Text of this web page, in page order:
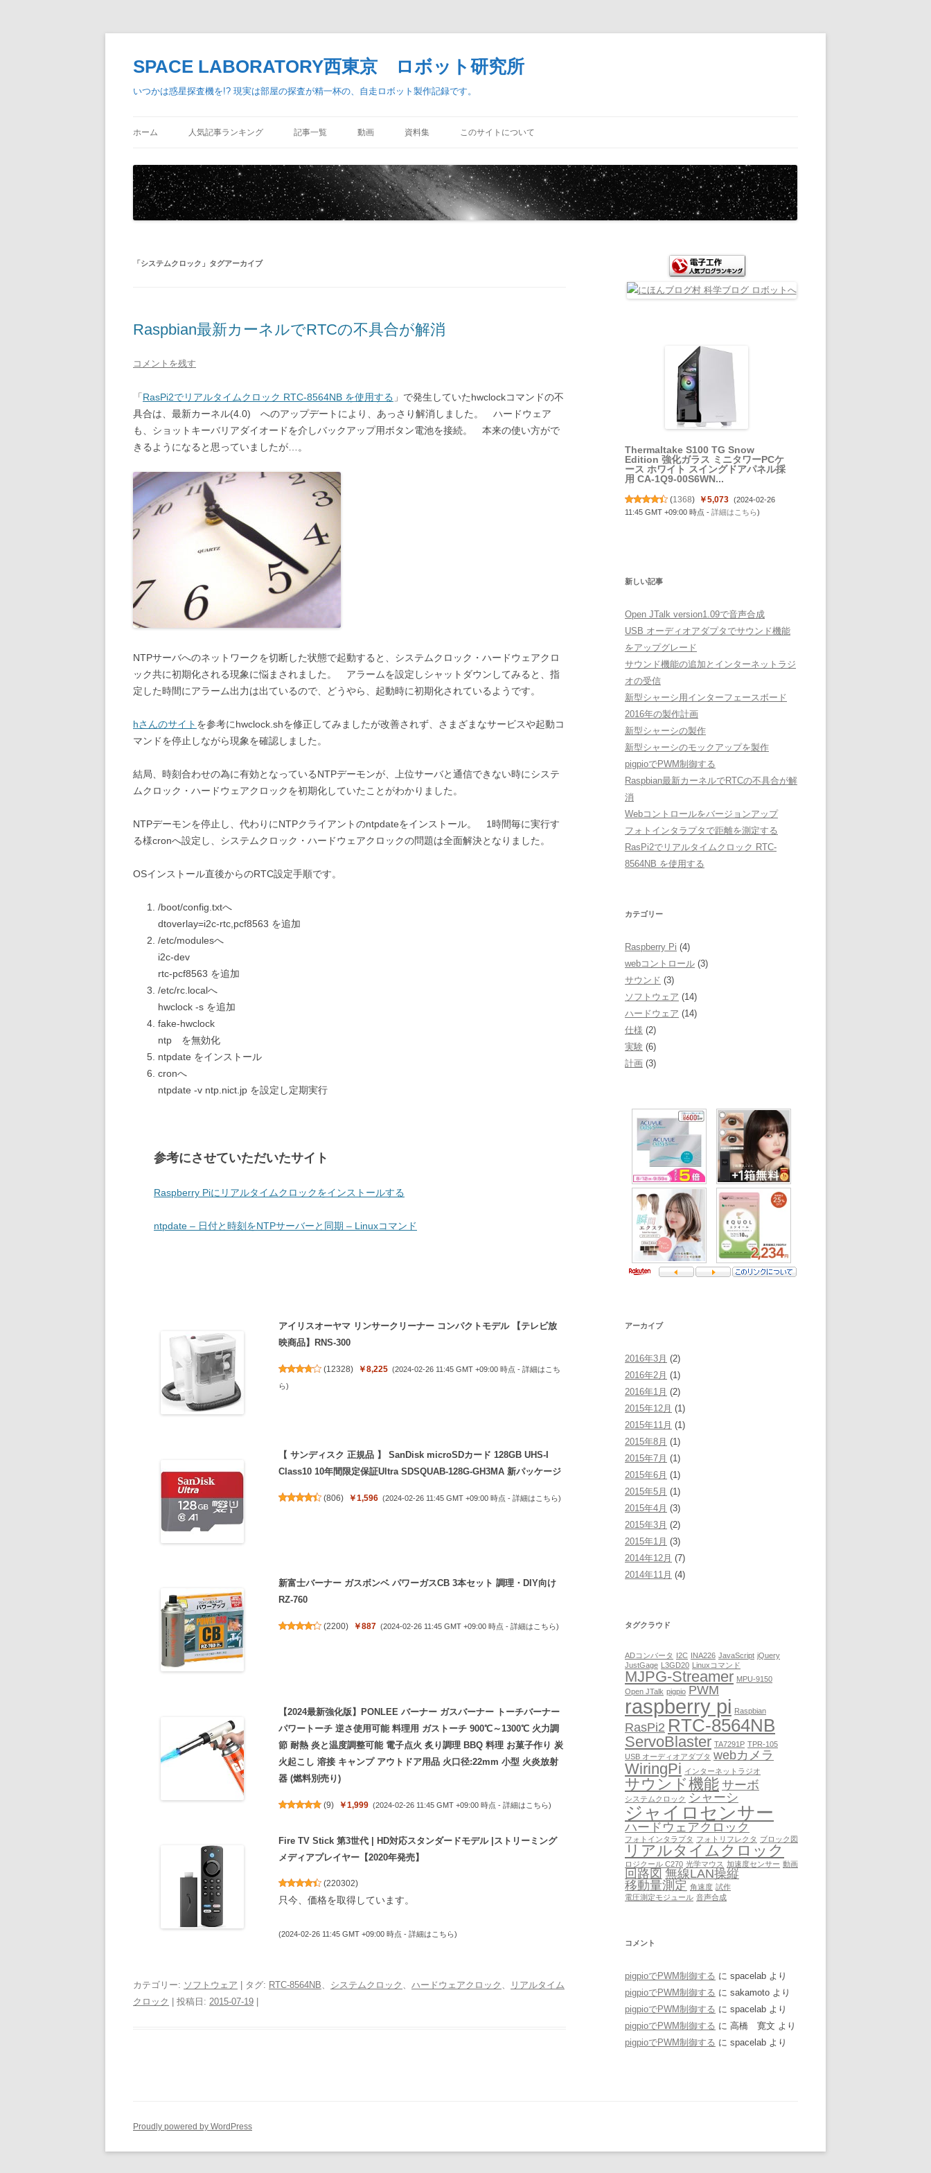
SPACE LABORATORY西東京 ロボット研究所
いつかは惑星探査機を!? 現実は部屋の探査が精一杯の、自走ロボット製作記録です。
ン
へ
ス
キ
ッ
プ
ホーム 人気記事ランキング 記事一覧 動画 資料集 このサイトについて
「システムクロック 」タグアーカイブ
Raspbian最新カーネルでRTCの不具合が解消
コメントを残す
「RasPi2でリアルタイムクロック RTC-8564NB を使用する 」で発生していたhwclockコマンドの不
具合は、最新カーネル(4.0) へのアップデートにより、あっさり解消しました。 ハードウェア
も、ショットキーバリアダイオードを介しバックアップ用ボタン電池を接続。 本来の使い方がで
きるようになると思っていましたが…。
NTPサーバへのネットワークを切断した状態で起動すると、システムクロック・ハードウェアクロ
ック共に初期化される現象に悩まされました。 アラームを設定しシャットダウンしてみると、指
定した時間にアラーム出力は出ているので、どうやら、起動時に初期化されているようです。
hさんのサイト を参考にhwclock.shを修正してみましたが改善されず、さまざまなサービスや起動コ
マンドを停止しながら現象を確認しました。
結局、時刻合わせの為に有効となっているNTPデーモンが、上位サーバと通信できない時にシステ
ムクロック・ハードウェアクロックを初期化していたことがわかりました。
NTPデーモンを停止し、代わりにNTPクライアントのntpdateをインストール。 1時間毎に実行す
る様cronへ設定し、システムクロック・ハードウェアクロックの問題は全面解決となりました。
OSインストール直後からのRTC設定手順です。
/boot/config.txtへ
dtoverlay=i2c-rtc,pcf8563 を追加
/etc/modulesへ
i2c-dev
rtc-pcf8563 を追加
/etc/rc.localへ
hwclock -s を追加
fake-hwclock
ntp を無効化
ntpdate をインストール
cronへ
ntpdate -v ntp.nict.jp を設定し定期実行
参考にさせていただいたサイト
Raspberry Piにリアルタイムクロックをインストールする
ntpdate – 日付と時刻をNTPサーバーと同期 – Linuxコマンド
アイリスオーヤマ リンサークリーナー コンパクトモデル 【テレビ放
映商品】RNS-300
(12328) ￥8,225 (2024-02-26 11:45 GMT +09:00 時点 -詳細はこち
ら)
【 サンディスク 正規品 】 SanDisk microSDカード 128GB UHS-I
Class10 10年間限定保証Ultra SDSQUAB-128G-GH3MA 新パッケージ
(806) ￥1,596 (2024-02-26 11:45 GMT +09:00 時点 -詳細はこちら)
新富士バーナー ガスボンベ パワーガスCB 3本セット 調理・DIY向け
RZ-760
(2200) ￥887 (2024-02-26 11:45 GMT +09:00 時点 -詳細はこちら)
【2024最新強化版】PONLEE バーナー ガスバーナー トーチバーナー
パワートーチ 逆さ使用可能 料理用 ガストーチ 900℃～1300℃ 火力調
節 耐熱 炎と温度調整可能 電子点火 炙り調理 BBQ 料理 お菓子作り 炭
火起こし 溶接 キャンプ アウトドア用品 火口径:22mm 小型 火炎放射
器 (燃料別売り)
(9) ￥1,999 (2024-02-26 11:45 GMT +09:00 時点 -詳細はこちら)
Fire TV Stick 第3世代 | HD対応スタンダードモデル |ストリーミング
メディアプレイヤー【2020年発売】
(220302)
只今、価格を取得しています。
(2024-02-26 11:45 GMT +09:00 時点 -詳細はこちら)
カテゴリー: ソフトウェア | タグ: RTC-8564NB システムクロック ハードウェアクロック
リアルタイム
クロック
| 投稿日: 2015-07-19
Thermaltake S100 TG Snow
Edition 強化ガラス ミニタワーPCケ
ース ホワイト スイングドアパネル採
用 CA-1Q9-00S6WN...
(1368) ￥5,073 (2024-02-26
11:45 GMT +09:00 時点 - 詳細はこちら)
新しい記事
Open JTalk version1.09で音声合成
USB オーディオアダプタでサウンド機能
をアップグレード
サウンド機能の追加とインターネットラジ
オの受信
新型シャーシ用インターフェースボード
2016年の製作計画
新型シャーシの製作
新型シャーシのモックアップを製作
pigpioでPWM制御する
Raspbian最新カーネルでRTCの不具合が解
消
Webコントロールをバージョンアップ
フォトインタラプタで距離を測定する
RasPi2でリアルタイムクロック RTC-
8564NB を使用する
カテゴリー
Raspberry Pi (4)
webコントロール (3)
サウンド (3)
ソフトウェア (14)
ハードウェア (14)
仕様 (2)
実験 (6)
計画 (3)
アーカイブ
2016年3月 (2)
2016年2月 (1)
2016年1月 (2)
2015年12月 (1)
2015年11月 (1)
2015年8月 (1)
2015年7月 (1)
2015年6月 (1)
2015年5月 (1)
2015年4月 (3)
2015年3月 (2)
2015年1月 (3)
2014年12月 (7)
2014年11月 (4)
タグクラウド
ADコンバータ I2C INA226 JavaScript jQuery
JustGage L3GD20 Linuxコマンド
MJPG-Streamer MPU-9150
Open JTalk pigpio PWM
raspberry pi Raspbian
RasPi2 RTC-8564NB
ServoBlaster TA7291P TPR-105
USB オーディオアダプタ webカメラ
WiringPi インターネットラジオ
サウンド機能 サーボ
システムクロック シャーシ
ジャイロセンサー
ハードウェアクロック
フォトインタラプタ フォトリフレクタ ブロック図
リアルタイムクロック
ロジクール C270 光学マウス 加速度センサー 動画
回路図 無線LAN操縦
移動量測定 角速度 試作
電圧測定モジュール 音声合成
コメント
pigpioでPWM制御する に spacelab より
pigpioでPWM制御する に sakamoto より
pigpioでPWM制御する に spacelab より
pigpioでPWM制御する に 高橋 寛文 より
pigpioでPWM制御する に spacelab より
Proudly powered by WordPress